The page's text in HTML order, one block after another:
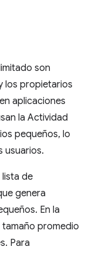
son
los propietarios
aplicaciones
la Actividad
pequeños, lo
usuarios.
de
genera
En la
promedio
Para